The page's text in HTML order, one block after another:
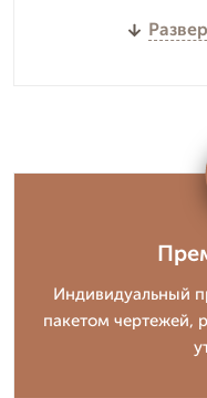
Индивидуальный
пакетом чертежей,